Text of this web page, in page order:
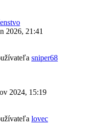
2026, 21:41
sniper68
2024, 15:19
lovec